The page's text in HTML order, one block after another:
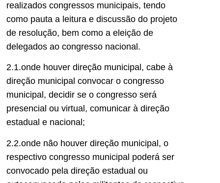
realizados congressos municipais, tendo
como pauta a leitura e discussão do projeto
de resolução, bem como a eleição de
delegados ao congresso nacional.
2.1.onde houver direção municipal, cabe à
direção municipal convocar o congresso
municipal, decidir se o congresso será
presencial ou virtual, comunicar à direção
estadual e nacional;
2.2.onde não houver direção municipal, o
respectivo congresso municipal poderá ser
convocado pela direção estadual ou